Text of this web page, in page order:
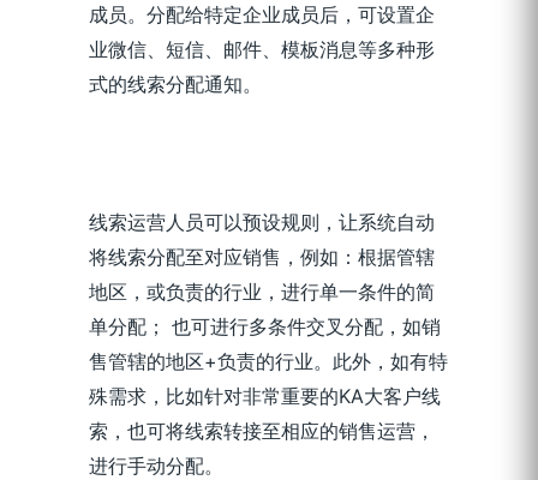
成员。分配给特定企业成员后，可设置企
业微信、短信、邮件、模板消息等多种形
式的线索分配通知。
线索运营人员可以预设规则，让系统自动
将线索分配至对应销售，例如：根据管辖
地区，或负责的行业，进行单一条件的简
单分配； 也可进行多条件交叉分配，如销
售管辖的地区+负责的行业。此外，如有特
殊需求，比如针对非常重要的KA大客户线
索，也可将线索转接至相应的销售运营，
进行手动分配。